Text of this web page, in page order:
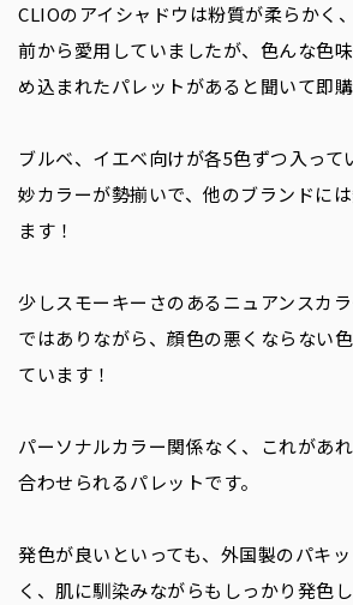
CLIOのアイシャドウは粉質が柔らかく
前から愛用していましたが、色んな色
め込まれたパレットがあると聞いて即
ブルベ、イエベ向けが各5色ずつ入って
妙カラーが勢揃いで、他のブランドに
ます！
少しスモーキーさのあるニュアンスカ
ではありながら、顔色の悪くならない
ています！
パーソナルカラー関係なく、これがあ
合わせられるパレットです。
発色が良いといっても、外国製のパキ
く、肌に馴染みながらもしっかり発色